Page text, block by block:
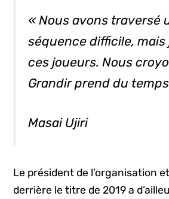
« Nous avons traversé
séquence difficile, mais
ces joueurs. Nous
Grandir prend du
Masai Ujiri
Le président de l’organisation
derrière le titre de 2019 a